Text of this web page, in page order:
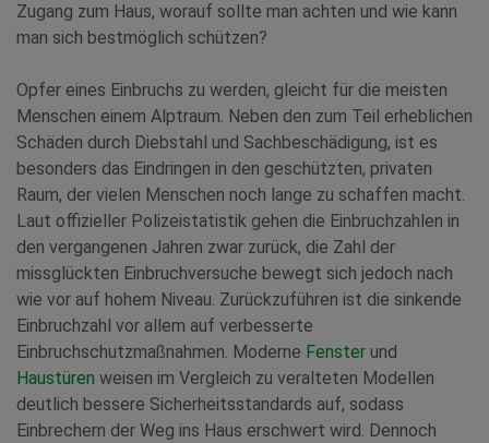
Zugang zum Haus, worauf sollte man achten und wie kann
man sich bestmöglich schützen?
Opfer eines Einbruchs zu werden, gleicht für die meisten
Menschen einem Alptraum. Neben den zum Teil erheblichen
Schäden durch Diebstahl und Sachbeschädigung, ist es
besonders das Eindringen in den geschützten, privaten
Raum, der vielen Menschen noch lange zu schaffen macht.
Laut offizieller Polizeistatistik gehen die Einbruchzahlen in
den vergangenen Jahren zwar zurück, die Zahl der
missglückten Einbruchversuche bewegt sich jedoch nach
wie vor auf hohem Niveau. Zurückzuführen ist die sinkende
Einbruchzahl vor allem auf verbesserte
Einbruchschutzmaßnahmen. Moderne Fenster und
Haustüren weisen im Vergleich zu veralteten Modellen
deutlich bessere Sicherheitsstandards auf, sodass
Einbrechern der Weg ins Haus erschwert wird. Dennoch